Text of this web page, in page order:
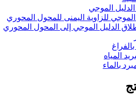
الموجي
الموجي للزاوية اليمنى للمحول المحوري
الدليل الموجي إلى المحول المحوري
المياه
بالماء